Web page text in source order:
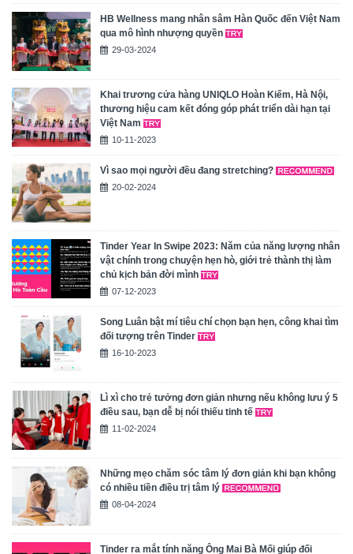
HB Wellness mang nhân sâm Hàn Quốc đến Việt Nam
qua mô hình nhượng quyền
29-03-2024
Khai trương cửa hàng UNIQLO Hoàn Kiếm, Hà Nội,
thương hiệu cam kết đóng góp phát triển dài hạn tại
Việt Nam
10-11-2023
Vì sao mọi người đều đang stretching?
20-02-2024
Tinder Year In Swipe 2023: Năm của năng lượng nhân
vật chính trong chuyện hẹn hò, giới trẻ thành thị làm
chủ kịch bản đời mình
07-12-2023
Song Luân bật mí tiêu chí chọn bạn hẹn, công khai tìm
đối tượng trên Tinder
16-10-2023
Lì xì cho trẻ tưởng đơn giản nhưng nếu không lưu ý 5
điều sau, bạn dễ bị nói thiếu tinh tế
11-02-2024
Những mẹo chăm sóc tâm lý đơn giản khi bạn không
có nhiều tiền điều trị tâm lý
08-04-2024
Tinder ra mắt tính năng Ông Mai Bà Mối giúp đối